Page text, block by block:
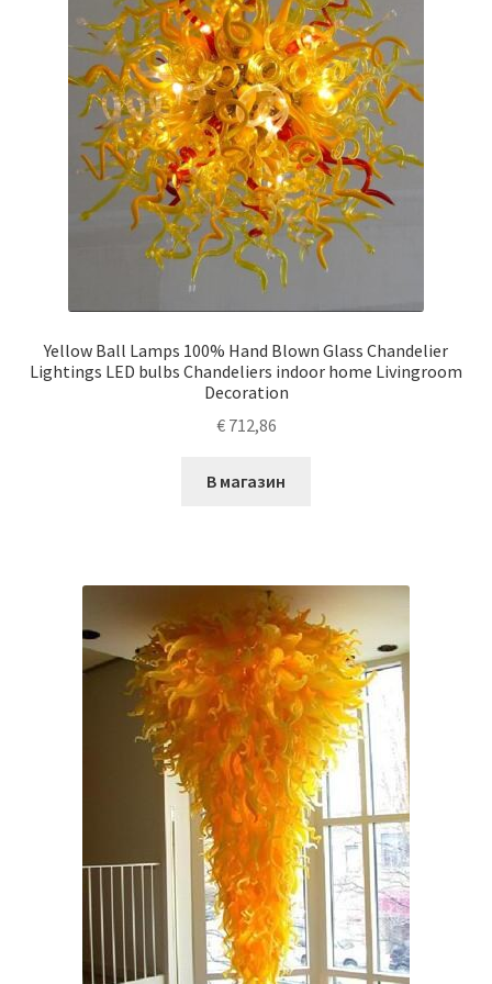
Yellow Ball Lamps 100% Hand Blown Glass Chandelier
Lightings LED bulbs Chandeliers indoor home Livingroom
Decoration
€712,86
В магазин